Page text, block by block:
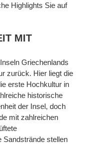
Highlights Sie auf
MIT
Griechenlands
zurück. Hier liegt die
erste Hochkultur in
historische
der Insel, doch
mit zahlreichen
Sandstrände stellen